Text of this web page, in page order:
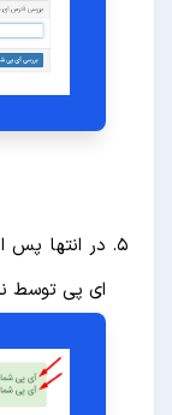
در انتها
ای پی توسط